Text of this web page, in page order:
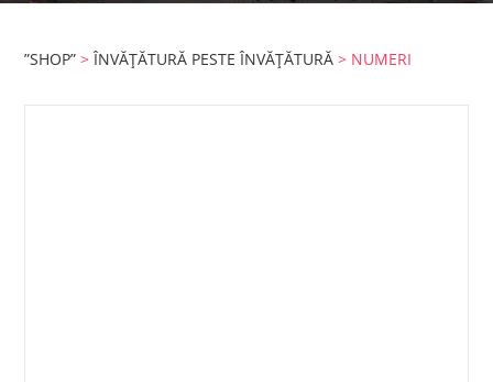
”SHOP” >ÎNVĂȚĂTURĂ PESTE ÎNVĂȚĂTURĂ > NUMERI